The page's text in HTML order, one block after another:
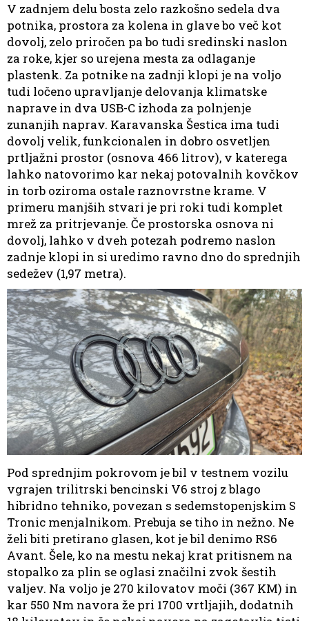
V zadnjem delu bosta zelo razkošno sedela dva
potnika, prostora za kolena in glave bo več kot
dovolj, zelo priročen pa bo tudi sredinski naslon
za roke, kjer so urejena mesta za odlaganje
plastenk. Za potnike na zadnji klopi je na voljo
tudi ločeno upravljanje delovanja klimatske
naprave in dva USB-C izhoda za polnjenje
zunanjih naprav. Karavanska Šestica ima tudi
dovolj velik, funkcionalen in dobro osvetljen
prtljažni prostor (osnova 466 litrov), v katerega
lahko natovorimo kar nekaj potovalnih kovčkov
in torb oziroma ostale raznovrstne krame. V
primeru manjših stvari je pri roki tudi komplet
mrež za pritrjevanje. Če prostorska osnova ni
dovolj, lahko v dveh potezah podremo naslon
zadnje klopi in si uredimo ravno dno do sprednjih
sedežev (1,97 metra).
Pod sprednjim pokrovom je bil v testnem vozilu
vgrajen trilitrski bencinski V6 stroj z blago
hibridno tehniko, povezan s sedemstopenjskim S
Tronic menjalnikom. Prebuja se tiho in nežno. Ne
želi biti pretirano glasen, kot je bil denimo RS6
Avant. Šele, ko na mestu nekaj krat pritisnem na
stopalko za plin se oglasi značilni zvok šestih
valjev. Na voljo je 270 kilovatov moči (367 KM) in
kar 550 Nm navora že pri 1700 vrtljajih, dodatnih